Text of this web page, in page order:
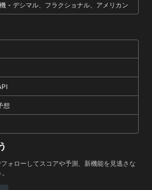
- デシマル、フラクショナル、アメリカン
想
ォローしてスコアや予測、新機能を見逃さな